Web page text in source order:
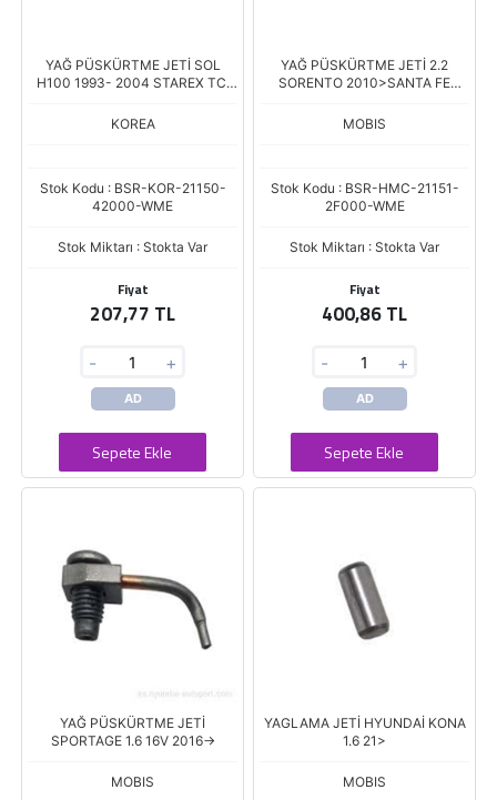
YAĞ PÜSKÜRTME JETİ SOL
H100 1993- 2004 STAREX TCI
KOREA
Stok Kodu : BSR-KOR-21150-
42000-WME
Stok Miktarı : Stokta Var
Fiyat
207,77 TL
- +
AD
Sepete Ekle
YAĞ PÜSKÜRTME JETİ 2.2
SORENTO 2010>SANTA FE
MOBIS
Stok Kodu : BSR-HMC-21151-
2F000-WME
Stok Miktarı : Stokta Var
Fiyat
400,86 TL
- +
AD
Sepete Ekle
YAĞ PÜSKÜRTME JETİ
SPORTAGE 1.6 16V 2016->
MOBIS
YAGLAMA JETİ HYUNDAİ KONA
1.6 21>
MOBIS